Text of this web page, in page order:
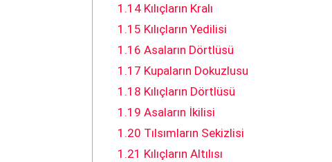
1.14Kılıçların Kralı
1.15 Kılıçların Yedilisi
1.16 Asaların Dörtlüsü
1.17 Kupaların Dokuzlusu
1.18 Kılıçların Dörtlüsü
1.19 Asaların İkilisi
1.20 Tılsımların Sekizlisi
1.21 Kılıçların Altılısı